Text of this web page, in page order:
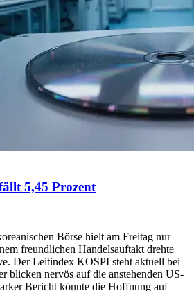
5,45 Prozent
Börse hielt am Freitag nur
freundlichen Handelsauftakt drehte
Der Leitindex KOSPI steht aktuell bei
blicken nervös auf die anstehenden US-
Bericht könnte die Hoffnung auf